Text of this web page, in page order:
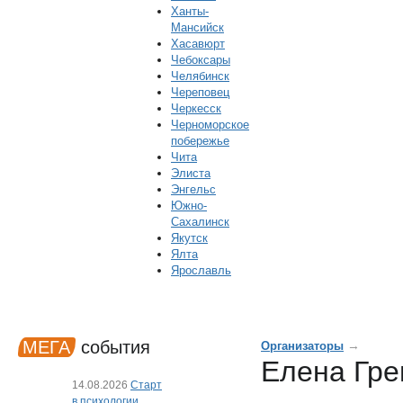
Ханты-
Мансийск
Хасавюрт
Чебоксары
Челябинск
Череповец
Черкесск
Черноморское
побережье
Чита
Элиста
Энгельс
Южно-
Сахалинск
Якутск
Ялта
Ярославль
Организаторы →
Елена
МЕГА события
14.08.2026 Старт